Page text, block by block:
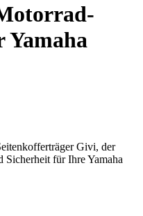
Yamaha
Givi, der
Sicherheit für Ihre Yamaha